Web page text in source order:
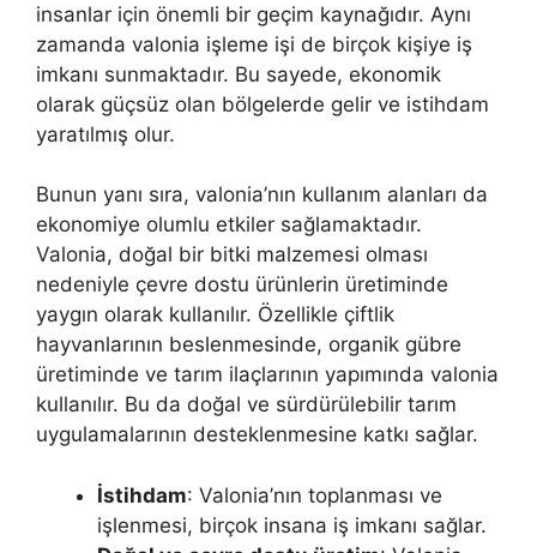
insanlar için önemli bir geçim kaynağıdır. Aynı
zamanda valonia işleme işi de birçok kişiye iş
imkanı sunmaktadır. Bu sayede, ekonomik
olarak güçsüz olan bölgelerde gelir ve istihdam
yaratılmış olur.
Bunun yanı sıra, valonia’nın kullanım alanları da
ekonomiye olumlu etkiler sağlamaktadır.
Valonia, doğal bir bitki malzemesi olması
nedeniyle çevre dostu ürünlerin üretiminde
yaygın olarak kullanılır. Özellikle çiftlik
hayvanlarının beslenmesinde, organik gübre
üretiminde ve tarım ilaçlarının yapımında valonia
kullanılır. Bu da doğal ve sürdürülebilir tarım
uygulamalarının desteklenmesine katkı sağlar.
İstihdam: Valonia’nın toplanması ve
işlenmesi, birçok insana iş imkanı sağlar.